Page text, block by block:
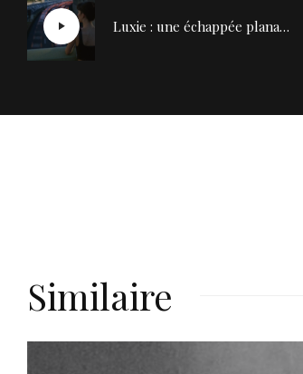
Luxie : une échappée planante avec son titre “Friends Forever”
Similaire